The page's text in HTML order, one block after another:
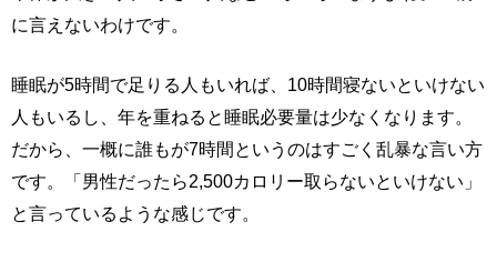
に言えないわけです。
睡眠が5時間で足りる人もいれば、10時間寝ないといけない
人もいるし、年を重ねると睡眠必要量は少なくなります。
だから、一概に誰もが7時間というのはすごく乱暴な言い方
です。「男性だったら2,500カロリー取らないといけない」
と言っているような感じです。